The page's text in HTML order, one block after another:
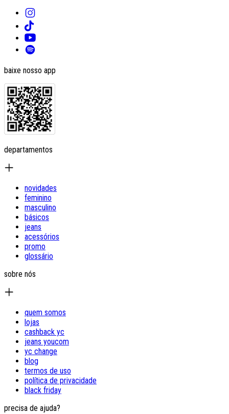
baixe nosso app
departamentos
novidades
feminino
masculino
básicos
jeans
acessórios
promo
glossário
sobre nós
quem somos
lojas
cashback yc
jeans youcom
yc change
blog
termos de uso
política de privacidade
black friday
precisa de ajuda?